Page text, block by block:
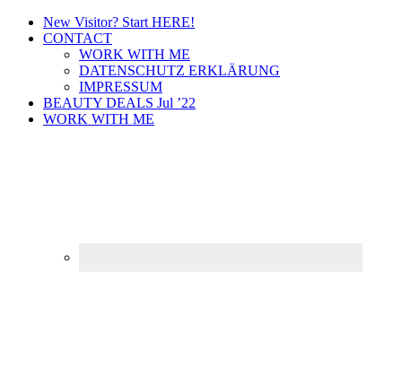
New Visitor? Start HERE!
CONTACT
WORK WITH ME
DATENSCHUTZ ERKLÄRUNG
IMPRESSUM
BEAUTY DEALS Jul ’22
WORK WITH ME